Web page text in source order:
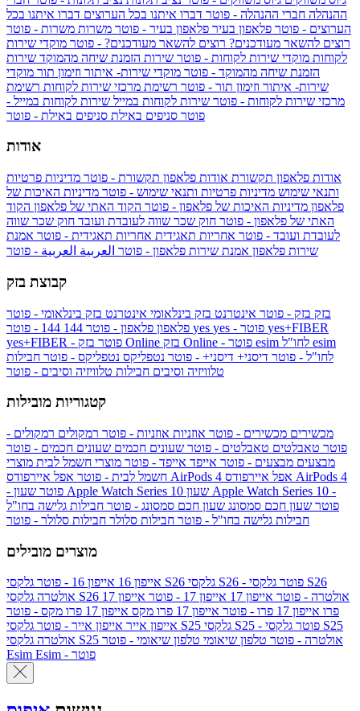
ההנהלה חברי ההנהלה - פוטר דברו איתנו בכל הערוצים דברו איתנו בכל
הערוצים - פוטר פלאפון בעיר פלאפון בעיר - פוטר משרות משרות - פוטר
רוצים להשאר מעודכנים? רוצים להשאר מעודכנים? - פוטר מוקדי שירות
לקוחות מוקדי שירות לקוחות - פוטר שירות הזמנת שיחה מהמוקד שירות
הזמנת שיחה מהמוקד - פוטר מוקדי שירות- איתור וזימון תור מוקדי
שירות- איתור וזימון תור - פוטר רשימת מרכזי שירות לקוחות רשימת
מרכזי שירות לקוחות - פוטר שירות לקוחות במייל שירות לקוחות במייל -
פוטר סניפים באילת סניפים באילת - פוטר
אודות
אודות פלאפון תקשורת אודות פלאפון תקשורת - פוטר מדיניות פרטיות
ותנאי שימוש מדיניות פרטיות ותנאי שימוש - פוטר מדיניות האיכות של
פלאפון מדיניות האיכות של פלאפון - פוטר הקוד האתי של פלאפון הקוד
האתי של פלאפון - פוטר חוק שכר שווה לעובדת ועובד חוק שכר שווה
לעובדת ועובד - פוטר אחריות תאגידית אחריות תאגידית - פוטר אמנת
שירות פלאפון אמנת שירות פלאפון - פוטר العربية العربية - פוטר
קבוצת בזק
בזק בזק - פוטר אינטרנט בזק בינלאומי אינטרנט בזק בינלאומי - פוטר
פלאפון פלאפון - פוטר 144 yes
yes+FIBER
yes+FIBER - פוטר בזק Online
esim
לחו"ל - פוטר דיסני+ דיסני+ - פוטר נטפליקס נטפליקס - פוטר חבילות
טלוויזיה וסיבים חבילות טלוויזיה וסיבים - פוטר
קטגוריות מובילות
מכשירים מכשירים - פוטר אוזניות אוזניות - פוטר רמקולים רמקולים -
פוטר טאבלטים טאבלטים - פוטר שעונים חכמים שעונים חכמים - פוטר
מבצעים מבצעים - פוטר אייפד אייפד - פוטר מוצרי חשמל לבית מוצרי
חשמל לבית - פוטר אפל איירפודס AirPods 4 אפל איירפודס AirPods 4
- פוטר שעון Apple Watch Series 10 שעון Apple Watch Series 10 -
פוטר שעון חכם סמסונג שעון חכם סמסונג - פוטר חבילות גלישה בחו"ל
חבילות גלישה בחו"ל - פוטר חבילות סלולר חבילות סלולר - פוטר
מוצרים מובילים
אייפון 16 אייפון 16 - פוטר גלקסי S26 גלקסי S26 - פוטר גלקסי S26
אולטרה
גלקסי S26 אולטרה - פוטר אייפון 17 אייפון 17 - פוטר
אייפון 17
פרו אייפון 17 פרו - פוטר אייפון 17 פרו מקס
אייפון 17 פרו מקס - פוטר
אייפון אייר אייפון אייר - פוטר גלקסי S25 גלקסי S25 - פוטר גלקסי S25
אולטרה
גלקסי S25 אולטרה - פוטר טלפון שיאומי טלפון שיאומי - פוטר
Esim
Esim - פוטר